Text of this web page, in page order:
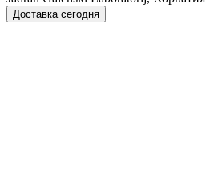
Доставка сегодня